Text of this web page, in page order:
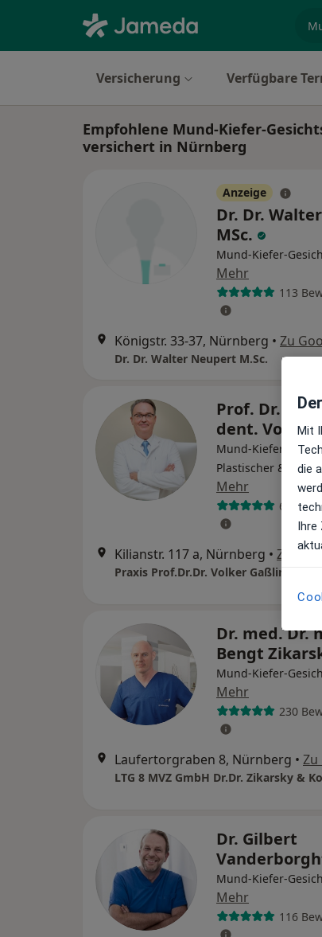
Versicherung Verfügbare
Empfohlene Mund-Kiefer-
versichert in Nürnberg
Anzeige
Dr. Dr.
MSc.
Mund-Kiefer-
Mehr
113
Königstr. 33-37, Nürnberg • Zu
Dr. Dr. Walter Neupert M.Sc.
Prof. Dr.
dent. Volker
Mund-Kiefer-
Plastischer &
Mehr
65
Kilianstr. 117 a, Nürnberg • Zu
Dr. med. Dr.
Bengt
Mund-Kiefer-
Mehr
230
Laufertorgraben 8, Nürnberg • Zu
LTG 8 MVZ GmbH Dr.Dr. Zikarsky &
Dr. Gilbert
Mund-Kiefer-
Mehr
116
Mit
die
Ihre